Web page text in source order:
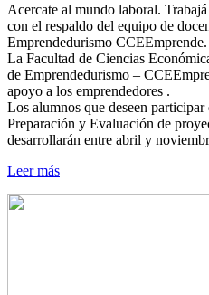
Acercate al mundo laboral.
con el respaldo del equipo de
Emprendedurismo CCEEmprende.
La Facultad de Ciencias
de Emprendedurismo –
apoyo a los emprendedores .
Los alumnos que deseen
Preparación y Evaluación de
desarrollarán entre abril y
Leer más